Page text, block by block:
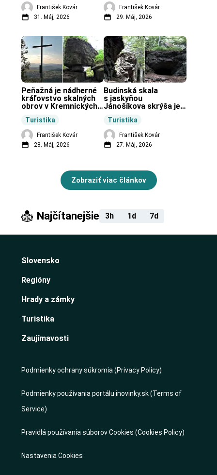
František Kovár
31. Máj, 2026
František Kovár
29. Máj, 2026
Turistika
Peňažná je nádherné
kráľovstvo skalných
obrov v Kremnických
František Kovár
28. Máj, 2026
Turistika
Budinská skala
s jaskyňou
Jánošíkova skrýša je
obci Budiná.
František Kovár
27. Máj, 2026
Zobraziť viac článkov
Najčítanejšie 3h 1d 7d
Slovensko
Regióny
Hrady a zámky
Turistika
Zaujímavosti
Podmienky ochrany súkromia (Privacy Policy)
Podmienky používania portálu inovinky.sk (Terms of
Service)
Pravidlá používania súborov Cookies (Cookies Policy)
Nastavenia Cookies